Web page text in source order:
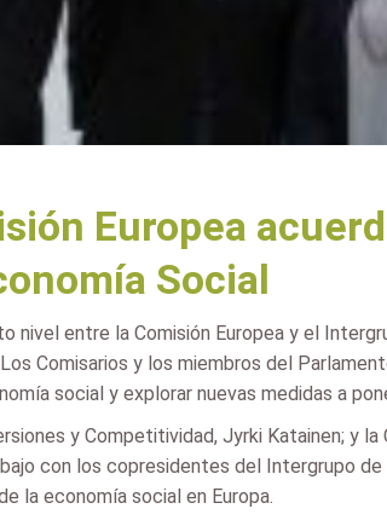
Europea
Social
entre la Comisión Europea y el
Comisarios y los miembros del
social y explorar nuevas medidas a
y Competitividad, Jyrki Katainen; y
con los copresidentes del Intergrupo
la economía social en Europa.